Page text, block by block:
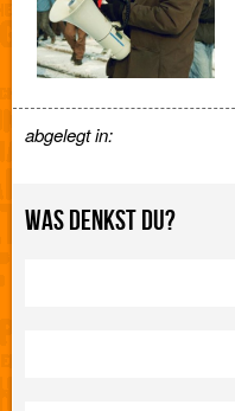
abgelegt in:
WAS DENKST DU?